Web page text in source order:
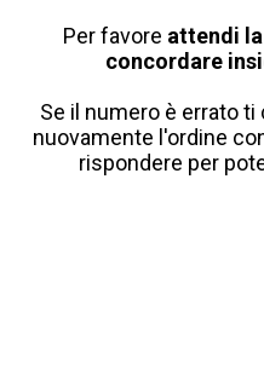
Per favore attendi
concordare
Se il numero è errato
nuovamente l'ordine
rispondere per